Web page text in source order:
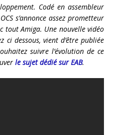
Codé en assembleur
s’annonce assez prometteur
tout Amiga. Une nouvelle vidéo
ci dessous, vient d’être publiée
suivre l’évolution de ce
le sujet dédié sur EAB.